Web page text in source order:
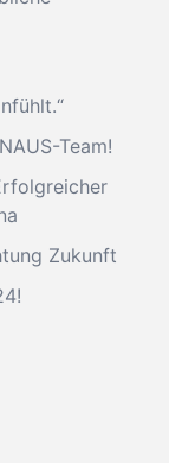
Team!
Zukunft